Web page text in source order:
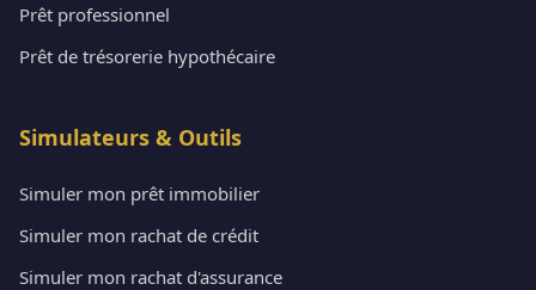
Prêt professionnel
Prêt de trésorerie hypothécaire
Simulateurs & Outils
Simuler mon prêt immobilier
Simuler mon rachat de crédit
Simuler mon rachat d'assurance